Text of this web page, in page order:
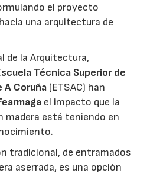
el proyecto
una arquitectura de
de la Arquitectura,
Técnica Superior de
Coruña (ETSAC) han
el impacto que la
madera está teniendo en
tradicional, de entramados
aserrada, es una opción